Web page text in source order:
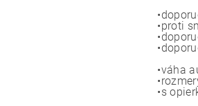
•proti
•váha
•s